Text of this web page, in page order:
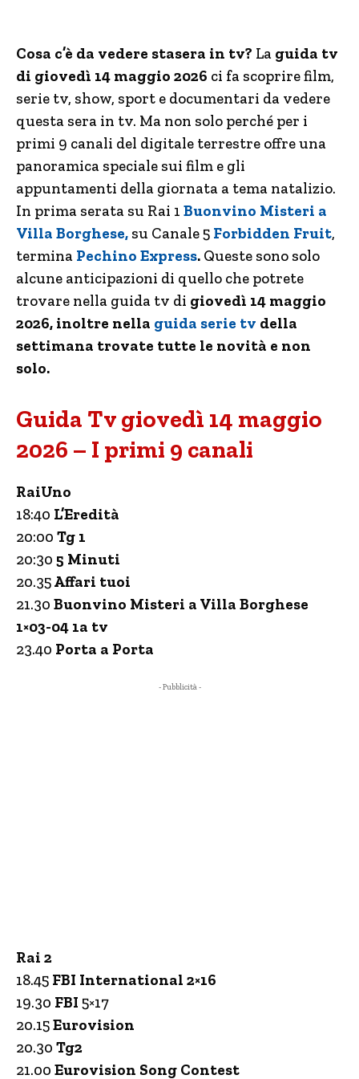
Cosa c’è da vedere stasera in tv? La guida tv
di giovedì 14 maggio 2026 ci fa scoprire film,
serie tv, show, sport e documentari da vedere
questa sera in tv. Ma non solo perché per i
primi 9 canali del digitale terrestre offre una
panoramica speciale sui film e gli
appuntamenti della giornata a tema natalizio.
In prima serata su Rai 1 Buonvino Misteri a
Villa Borghese, su Canale 5 Forbidden Fruit,
termina Pechino Express. Queste sono solo
alcune anticipazioni di quello che potrete
trovare nella guida tv di giovedì 14 maggio
2026, inoltre nella guida serie tv della
settimana trovate tutte le novità e non
solo.
Guida Tv giovedì 14 maggio
2026 – I primi 9 canali
RaiUno
18:40 L’Eredità
20:00 Tg 1
20:30 5 Minuti
20.35Affari tuoi
21.30 Buonvino Misteri a Villa Borghese
1×03-04 1a tv
23.40 Porta a Porta
- Pubblicità -
Rai 2
18.45 FBI International 2×16
19.30 FBI 5×17
20.15Eurovision
20.30 Tg2
21.00 Eurovision Song Contest